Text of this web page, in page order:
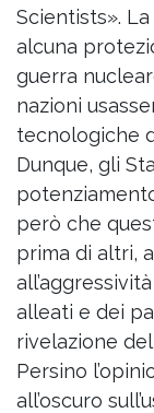
Scientists».
alcuna
guerra
nazioni
tecnologiche
Dunque, gli
però che
prima di altri,
alleati e dei
rivelazione
Persino
all’oscuro